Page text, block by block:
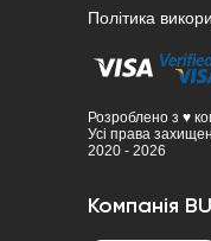
Політика
Розроблено з ♥
Усі права
2020 - 2026
Компанія